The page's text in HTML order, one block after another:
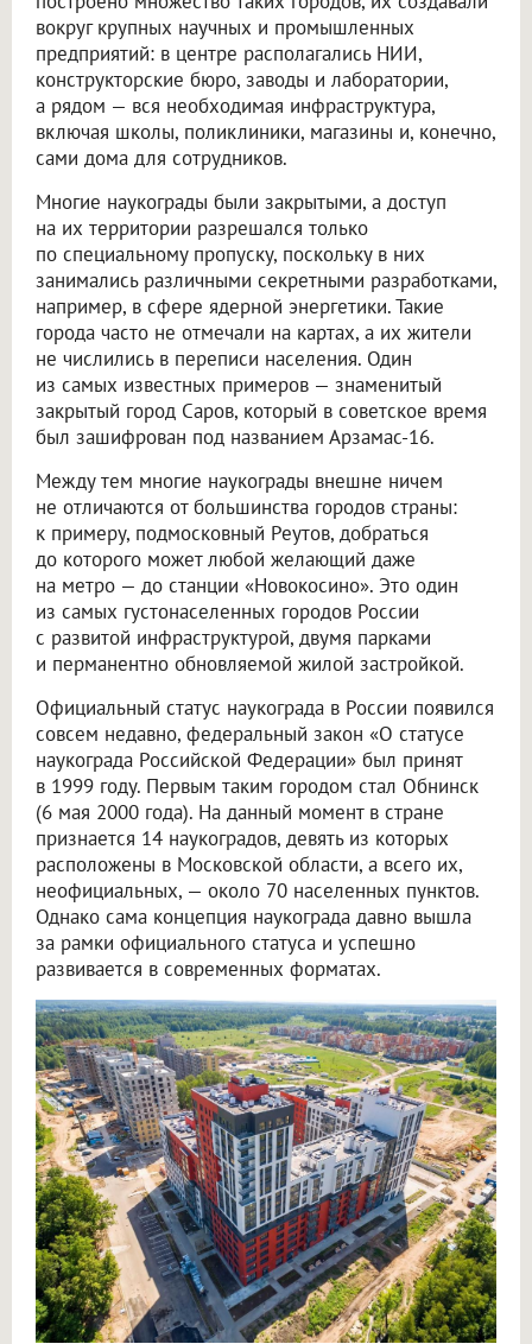
вокруг крупных научных и промышленных
предприятий: в центре располагались НИИ,
конструкторские бюро, заводы и лаборатории,
а рядом — вся необходимая инфраструктура,
включая школы, поликлиники, магазины и, конечно,
сами дома для сотрудников.
Многие наукограды были закрытыми, а доступ
на их территории разрешался только
по специальному пропуску, поскольку в них
занимались различными секретными разработками,
например, в сфере ядерной энергетики. Такие
города часто не отмечали на картах, а их жители
не числились в переписи населения. Один
из самых известных примеров — знаменитый
закрытый город Саров, который в советское время
был зашифрован под названием Арзамас-16.
Между тем многие наукограды внешне ничем
не отличаются от большинства городов страны:
к примеру, подмосковный Реутов, добраться
до которого может любой желающий даже
на метро — до станции «Новокосино». Это один
из самых густонаселенных городов России
с развитой инфраструктурой, двумя парками
и перманентно обновляемой жилой застройкой.
Официальный статус наукограда в России появился
совсем недавно, федеральный закон «О статусе
наукограда Российской Федерации» был принят
в 1999 году. Первым таким городом стал Обнинск
(6 мая 2000 года). На данный момент в стране
признается 14 наукоградов, девять из которых
расположены в Московской области, а всего их,
неофициальных, — около 70 населенных пунктов.
Однако сама концепция наукограда давно вышла
за рамки официального статуса и успешно
развивается в современных форматах.